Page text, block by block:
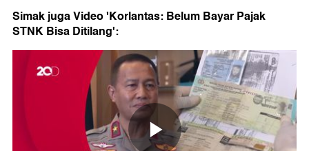
Simak juga Video 'Korlantas: Belum Bayar Pajak
STNK Bisa Ditilang':